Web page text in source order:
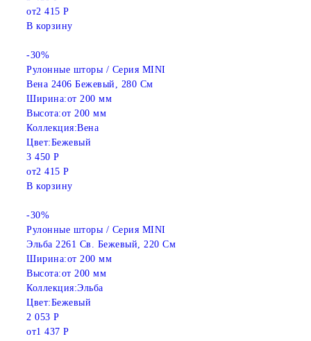
от2 415 Р
В корзину
-30%
Рулонные шторы / Серия MINI
Вена 2406 Бежевый, 280 См
Ширина:от 200 мм
Высота:от 200 мм
Коллекция:Вена
Цвет:Бежевый
3 450 Р
от2 415 Р
В корзину
-30%
Рулонные шторы / Серия MINI
Эльба 2261 Св. Бежевый, 220 См
Ширина:от 200 мм
Высота:от 200 мм
Коллекция:Эльба
Цвет:Бежевый
2 053 Р
от1 437 Р